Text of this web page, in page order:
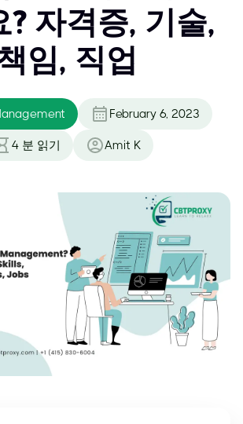
? 자격증, 기술,
임, 직업
February 6, 2023
4 분 읽기 Amit K